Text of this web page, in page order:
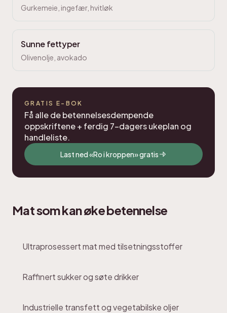
Gurkemeie, ingefær, hvitløk
Sunne fettyper
Olivenolje, avokado
GRATIS E-BOK
Få alle de betennelsesdempende
oppskriftene + ferdig 7-dagers ukeplan og
handleliste.
Last ned «Ro i kroppen» gratis
Mat som kan øke betennelse
Ultraprosessert mat med tilsetningsstoffer
Raffinert sukker og søte drikker
Industrielle transfett og vegetabilske oljer